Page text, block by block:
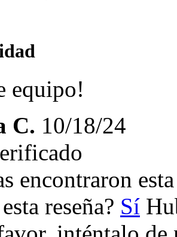
equipo!
C. 10/18/24
encontraron
reseña? Sí